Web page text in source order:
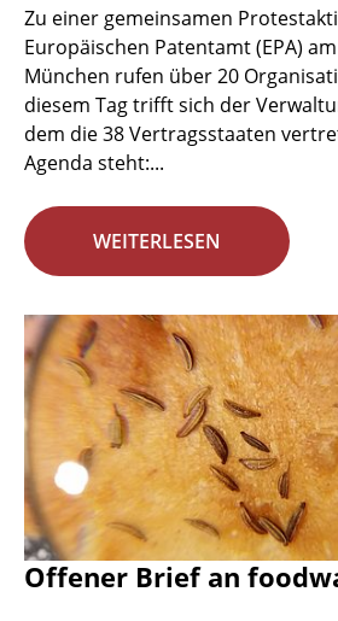
Zu einer gemeinsamen
Europäischen Patentamt (EPA)
München rufen über 20
diesem Tag trifft sich der
dem die 38 Vertragsstaaten
Agenda steht:...
WEITERLESEN
Offener Brief an